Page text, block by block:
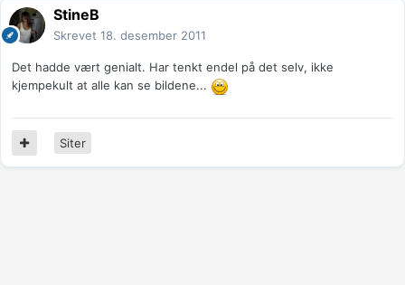
StineB
Skrevet 18. desember 2011
Det hadde vært genialt. Har tenkt endel på det selv, ikke
kjempekult at alle kan se bildene...
Siter